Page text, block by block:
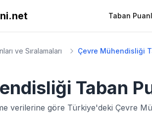
Taban
ve Sıralamaları Çevre Mühendisliği
Taban
verilerine göre Türkiye'deki Çevre